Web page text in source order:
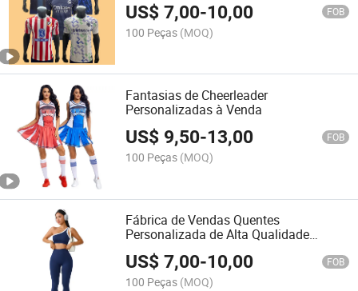
US$7,00-10,00 FOB
100 Peças (MOQ)
Fantasias de Cheerleader
Personalizadas à Venda
US$ 9,50-13,00 FOB
100 Peças (MOQ)
Fábrica de Vendas Quentes
Personalizada de Alta Qualidade
Roupas de Ginástica Femininas
Uniforme de Yoga
US$7,00-10,00 FOB
100 Peças (MOQ)